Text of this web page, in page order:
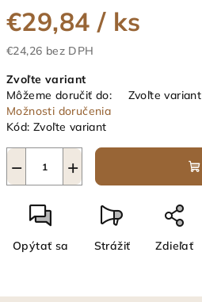
€29,84 / ks
€24,26 bez DPH
cena:
Zvoľte variant
Môžeme doručiť do:
Zvoľte variant
Možnosti doručenia
Kód: Zvoľte variant
+
−
Opýtať sa Strážiť Zdieľať